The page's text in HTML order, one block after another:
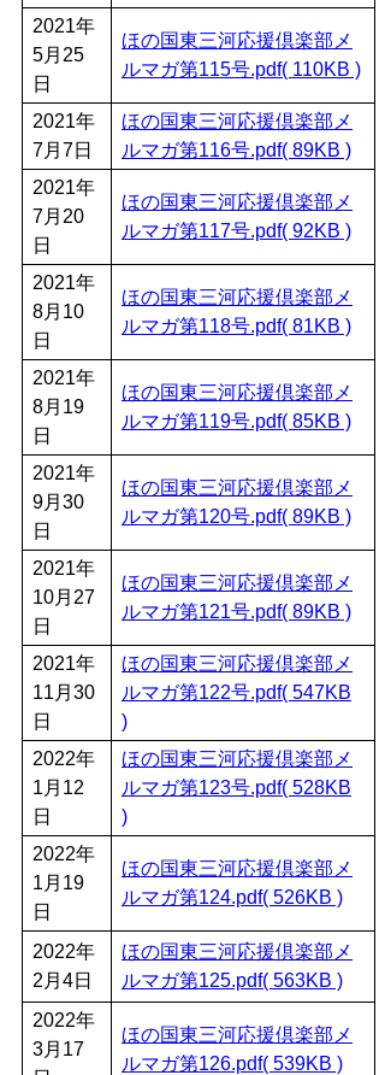
2021年
5月25
日
ほの国東三河応援倶楽部メ
ルマガ第115号.pdf( 110KB )
2021年
7月7日
ほの国東三河応援倶楽部メ
ルマガ第116号.pdf( 89KB )
2021年
7月20
日
ほの国東三河応援倶楽部メ
ルマガ第117号.pdf( 92KB )
2021年
8月10
日
ほの国東三河応援倶楽部メ
ルマガ第118号.pdf( 81KB )
2021年
8月19
日
ほの国東三河応援倶楽部メ
ルマガ第119号.pdf( 85KB )
2021年
9月30
日
ほの国東三河応援倶楽部メ
ルマガ第120号.pdf( 89KB )
2021年
10月27
日
ほの国東三河応援倶楽部メ
ルマガ第121号.pdf( 89KB )
2021年
11月30
日
ほの国東三河応援倶楽部メ
ルマガ第122号.pdf( 547KB
)
2022年
1月12
日
ほの国東三河応援倶楽部メ
ルマガ第123号.pdf( 528KB
)
2022年
1月19
日
ほの国東三河応援倶楽部メ
ルマガ第124.pdf( 526KB )
2022年
2月4日
ほの国東三河応援倶楽部メ
ルマガ第125.pdf( 563KB )
2022年
3月17
ほの国東三河応援倶楽部メ
ルマガ第126.pdf( 539KB )